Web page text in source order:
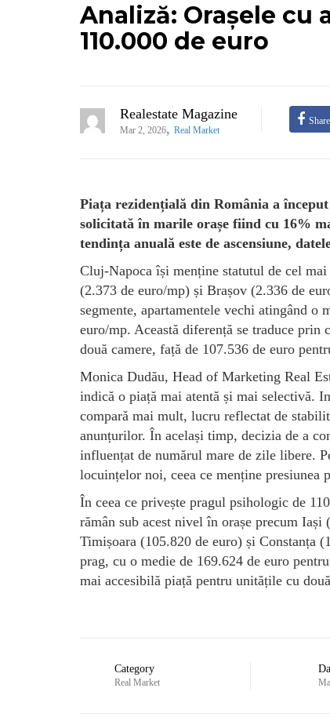
Analiză: Orașele cu
110.000 de euro
Realestate Magazine
Mar 2, 2026, Real Market
Piața rezidențială din România a
solicitată în marile orașe fiind cu 16%
tendința anuală este de ascensiune,
Cluj-Napoca își menține statutul de cel
(2.373 de euro/mp) și Brașov (2.336 de
segmente, apartamentele vechi atingând
euro/mp. Această diferență se traduce
două camere, față de 107.536 de euro
Monica Dudău, Head of Marketing Real
indică o piață mai atentă și mai selectivă.
compară mai mult, lucru reflectat de
anunțurilor. În același timp, decizia de a
influențat de numărul mare de zile libere.
locuințelor noi, ceea ce menține presiunea
În ceea ce privește pragul psihologic de
rămân sub acest nivel în orașe precum
Timișoara (105.820 de euro) și Constanța
prag, cu o medie de 169.624 de euro
mai accesibilă piață pentru unitățile cu
Category
Real Market